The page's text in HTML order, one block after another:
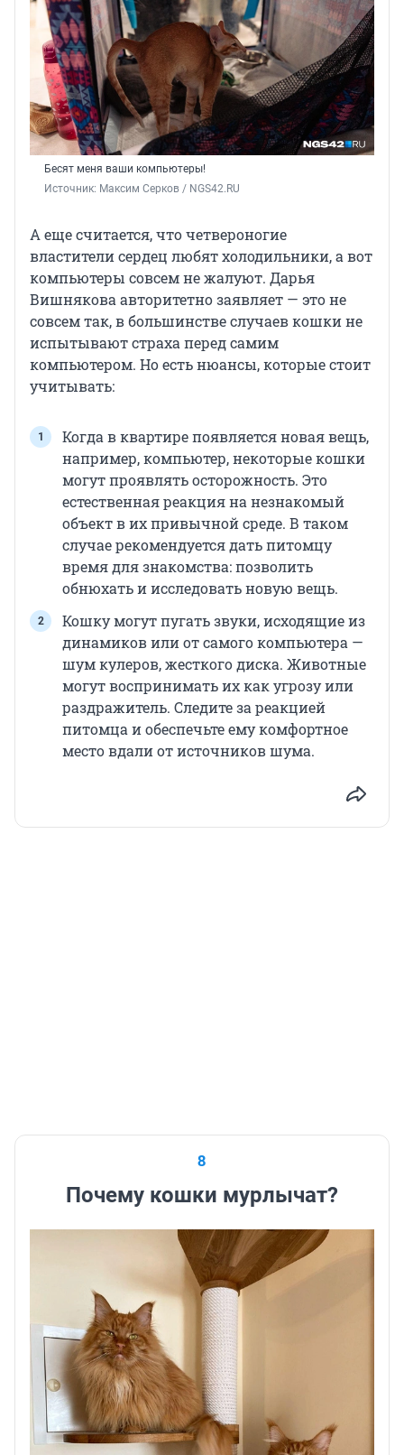
Бесят меня ваши компьютеры!
Источник: Максим Серков / NGS42.RU
А еще считается, что четвероногие
властители сердец любят холодильники, а вот
компьютеры совсем не жалуют. Дарья
Вишнякова авторитетно заявляет — это не
совсем так, в большинстве случаев кошки не
испытывают страха перед самим
компьютером. Но есть нюансы, которые стоит
учитывать:
Когда в квартире появляется новая вещь,
например, компьютер, некоторые кошки
могут проявлять осторожность. Это
естественная реакция на незнакомый
объект в их привычной среде. В таком
случае рекомендуется дать питомцу
время для знакомства: позволить
обнюхать и исследовать новую вещь.
Кошку могут пугать звуки, исходящие из
динамиков или от самого компьютера —
шум кулеров, жесткого диска. Животные
могут воспринимать их как угрозу или
раздражитель. Следите за реакцией
питомца и обеспечьте ему комфортное
место вдали от источников шума.
8
Почему кошки мурлычат?